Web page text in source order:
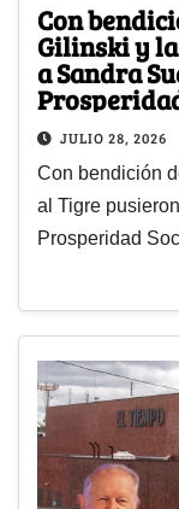
Con
Gilinski y
a Sandra
JULIO 28, 2026
Con bendición
al Tigre
Prosperidad